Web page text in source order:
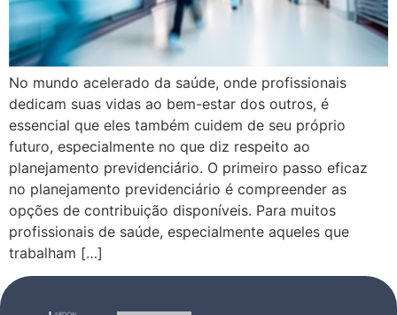
No mundo acelerado da saúde, onde profissionais
dedicam suas vidas ao bem-estar dos outros, é
essencial que eles também cuidem de seu próprio
futuro, especialmente no que diz respeito ao
planejamento previdenciário. O primeiro passo eficaz
no planejamento previdenciário é compreender as
opções de contribuição disponíveis. Para muitos
profissionais de saúde, especialmente aqueles que
trabalham […]